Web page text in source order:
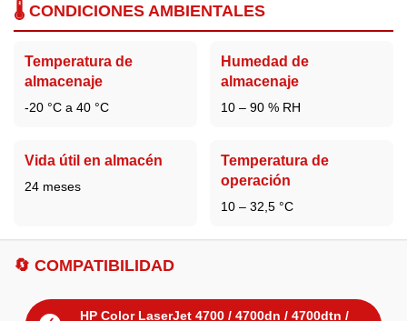
🌡️ CONDICIONES AMBIENTALES
Temperatura de
almacenaje
-20 °C a 40 °C
Humedad de
almacenaje
10 – 90 % RH
Vida útil en almacén
24 meses
Temperatura de
operación
10 – 32,5 °C
🔄 COMPATIBILIDAD
HP Color LaserJet 4700 / 4700dn / 4700dtn /